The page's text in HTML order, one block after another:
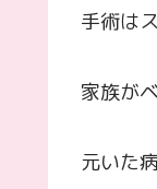
手術は
家族が
元いた